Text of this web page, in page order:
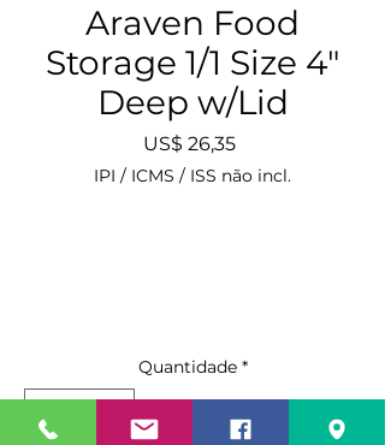
Araven Food
Storage 1/1 Size 4"
Deep w/Lid
US$ 26,35Preço
IPI / ICMS / ISS não incl.
Quantidade *